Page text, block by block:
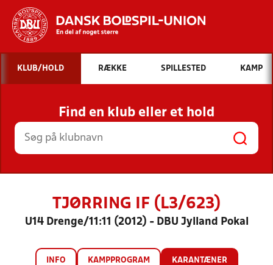
Hvad vil du søge efter?
INDHOLD OG NYHEDER
STILLINGER, RESULTATER, KLUBBER OG
HOLD
KLUB/HOLD RÆKKE SPILLESTED KAMP
Find en klub eller et hold
TJØRRING IF (L3/623)
U14 Drenge/11:11 (2012) - DBU Jylland Pokal
INFO KAMPPROGRAM KARANTÆNER